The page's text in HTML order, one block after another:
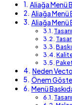
Aliağa Menü
Aliağa Menü
Aliağa Menü
Baskı
Neden
Önem
Menü